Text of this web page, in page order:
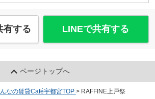
有する LINEで共有する
ページトップへ
なの賃貸Café宇都宮TOP > RAFFINE上戸祭